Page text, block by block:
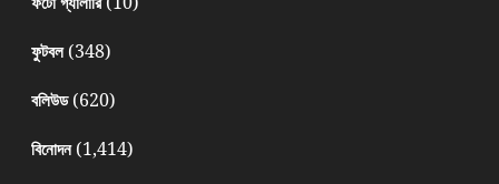
ফুটবল(348)
বলিউড(620)
বিনোদন(1,414)